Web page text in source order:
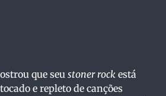
que seustoner rock está
e repleto de canções